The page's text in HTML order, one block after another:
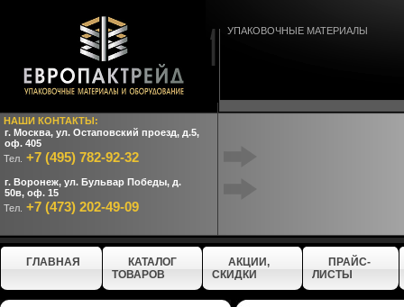
НАШИ КОНТАКТЫ:
г. Москва, ул. Остаповский проезд, д.5,
оф. 405
Тел. +7 (495) 782-92-32
г. Воронеж, ул. Бульвар Победы, д.
50в, оф. 15
Тел. +7 (473) 202-49-09
УПАКОВОЧНЫЕ МАТЕРИАЛЫ
ГЛАВНАЯ
КАТАЛОГ
ТОВАРОВ
АКЦИИ,
СКИДКИ
ПРАЙС-
ЛИСТЫ